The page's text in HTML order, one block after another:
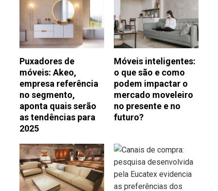
Puxadores de
móveis: Akeo,
empresa referência
no segmento,
aponta quais serão
as tendências para
2025
Móveis inteligentes:
o que são e como
podem impactar o
mercado moveleiro
no presente e no
futuro?